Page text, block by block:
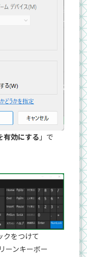
有効にする 」で
クをつけて
ーンキーボー